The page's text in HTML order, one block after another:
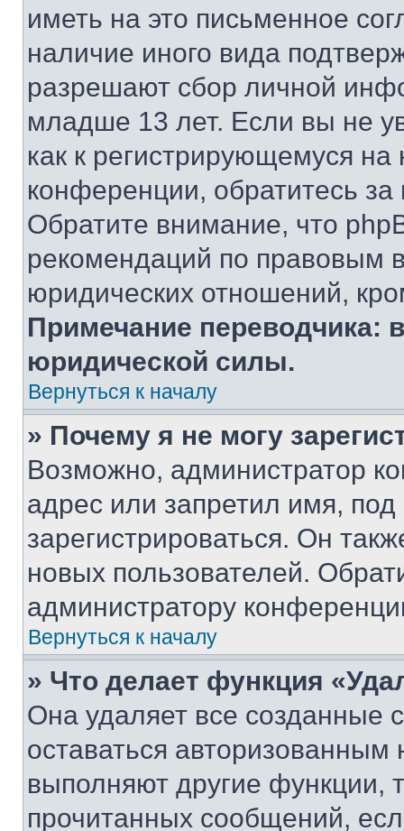
иметь на это письменное
наличие иного вида
разрешают сбор личной
младше 13 лет. Если вы не
как к регистрирующемуся
конференции, обратитесь
Обратите внимание, что
рекомендаций по правовым
юридических отношений,
Примечание переводчика:
юридической силы.
Вернуться к началу
» Почему я не могу
Возможно, администратор
адрес или запретил имя,
зарегистрироваться. Он
новых пользователей.
администратору
Вернуться к началу
» Что делает функция
Она удаляет все созданные
оставаться
выполняют другие функции,
прочитанных сообщений,